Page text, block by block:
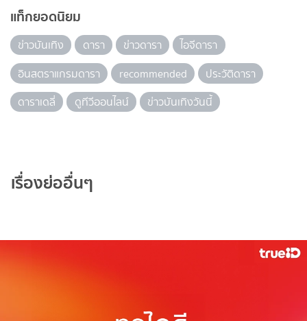
แท็กยอดนิยม
ข่าวบันเทิง ดารา ข่าวดารา
ไอจีดารา
อินสตราแกรมดารา
recommended
ประวัติดารา
ดาราเดลี่
ดูทีวีออนไลน์ ข่าวบันเทิงวันนี้
เรื่องย่ออื่นๆ